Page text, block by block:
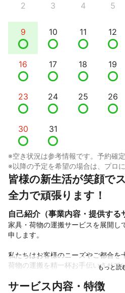
2 3 4 5
9 10 11 12
16 17 18 19
23 24 25 26
30 31
※空き状況は参考情報です。予約確
※以降の予定を希望の場合は、プロ
皆様の新生活が笑顔で
全力で頑張ります！
自己紹介（事業内容・提供する
家具・荷物の運搬サービスを展開し
申します。
私たちはお客様のニーズやご都合を
荷物の運搬を精一杯お手伝いさせて
深夜早朝など24時間対応可能で、経
サービス内容・特徴